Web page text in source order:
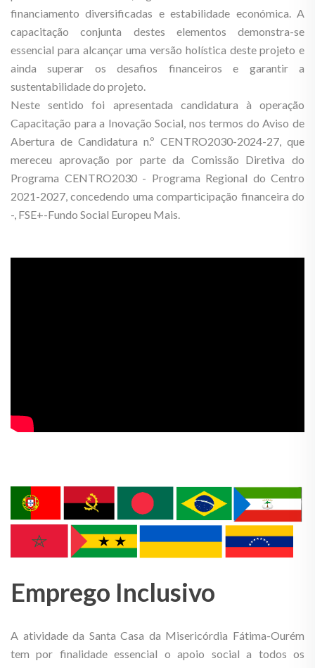
financiamento diversificadas e estabilidade económica. A
capacitação conjunta destes elementos demonstra-se
essencial para alcançar uma versão holística deste projeto e
ainda superar os desafios financeiros e garantir a
sustentabilidade do projeto.
Neste sentido foi apresentada candidatura à operação
Capacitação para a Inovação Social, nos termos do Aviso de
Abertura de Candidatura n.º CENTRO2030-2024-27, que
mereceu aprovação por parte da Comissão Diretiva do
Programa CENTRO2030 - Programa Regional do Centro
2021-2027, concedendo uma comparticipação financeira do
-, FSE+-Fundo Social Europeu Mais.
Emprego Inclusivo
A atividade da Santa Casa da Misericórdia Fátima-Ourém
tem por finalidade essencial o apoio social a todos os